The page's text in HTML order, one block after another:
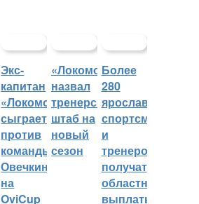
Экс-
капитан
«Локомотива»
сыграет
против
команды
Овечкина
на
OviCup
«Локомотив»
назвал
тренерский
штаб на
новый
сезон
Более
280
ярославских
спортсменов
и
тренеров
получат
областные
выплаты